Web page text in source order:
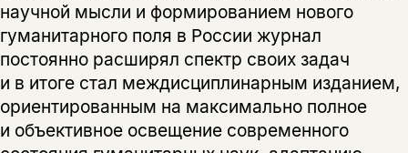
научной мысли и формированием нового
гуманитарного поля в России журнал
постоянно расширял спектр своих задач
и в итоге стал междисциплинарным изданием,
ориентированным на максимально полное
и объективное освещение современного